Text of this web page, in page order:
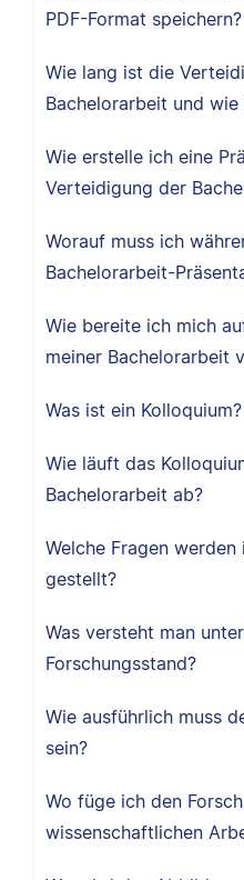
PDF-Format speichern?
Wie lang ist die
Bachelorarbeit und
Wie erstelle ich eine
Verteidigung der
Worauf muss ich
Bachelorarbeit-
Wie bereite ich mich
meiner Bachelorarbeit
Was ist ein Kolloquium?
Wie läuft das
Bachelorarbeit ab?
Welche Fragen werden
gestellt?
Was versteht man
Forschungsstand?
Wie ausführlich muss
sein?
Wo füge ich den
wissenschaftlichen